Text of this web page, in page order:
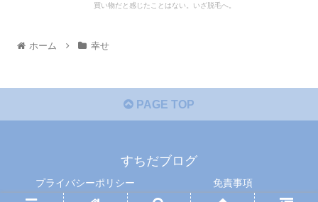
買い物だと感じたことはない。いざ脱毛へ。
ホーム 幸せ
PAGE TOP
すちだブログ
プライバシーポリシー 免責事項